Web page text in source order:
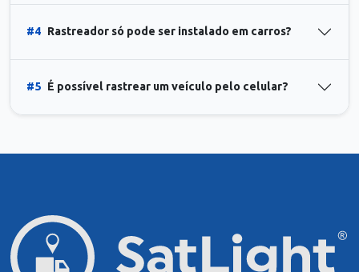
#4 Rastreador só pode ser instalado em carros?
#5 É possível rastrear um veículo pelo celular?